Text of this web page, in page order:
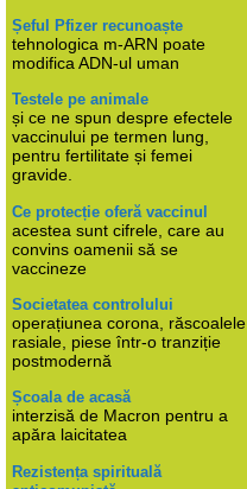
Șeful Pfizer recunoaște
tehnologica m-ARN poate
modifica ADN-ul uman
Testele pe animale
și ce ne spun despre efectele
vaccinului pe termen lung,
pentru fertilitate și femei
gravide.
Ce protecție oferă vaccinul
acestea sunt cifrele, care au
convins oamenii să se
vaccineze
Societatea controlului
operațiunea corona, răscoalele
rasiale, piese într-o tranziție
postmodernă
Școala de acasă
interzisă de Macron pentru a
apăra laicitatea
Rezistența spirituală